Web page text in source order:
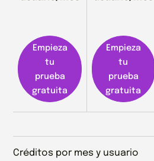
Empieza
tu
prueba
gratuita
Empieza
tu
prueba
gratuita
Créditos por mes y usuario